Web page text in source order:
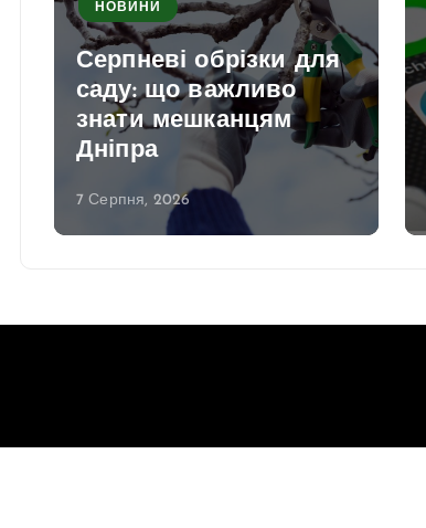
НОВИНИ
Серпневі обрізки для
саду: що важливо
знати мешканцям
Дніпра
7 Серпня, 2026